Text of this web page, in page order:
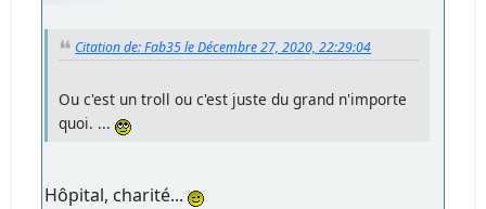
Citation de: Fab35 le Décembre 27, 2020, 22:29:04
Ou c'est un troll ou c'est juste du grand n'importe
quoi. ...
Hôpital, charité...